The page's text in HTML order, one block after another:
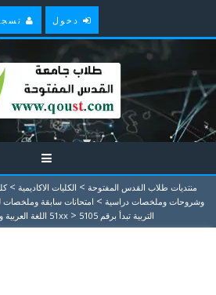
دخول
منتديات طلاب القدس المفتوحة > الكليات الاكاديمية >
وشروحات وملخصات دراسية > امتحانات سابقة وملخصات
التربية تبدأ برقم 51xx
> 5105 اللغة العربية وطرائق تدريسها "1"